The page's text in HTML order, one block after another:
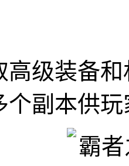
高级装备
个副本供